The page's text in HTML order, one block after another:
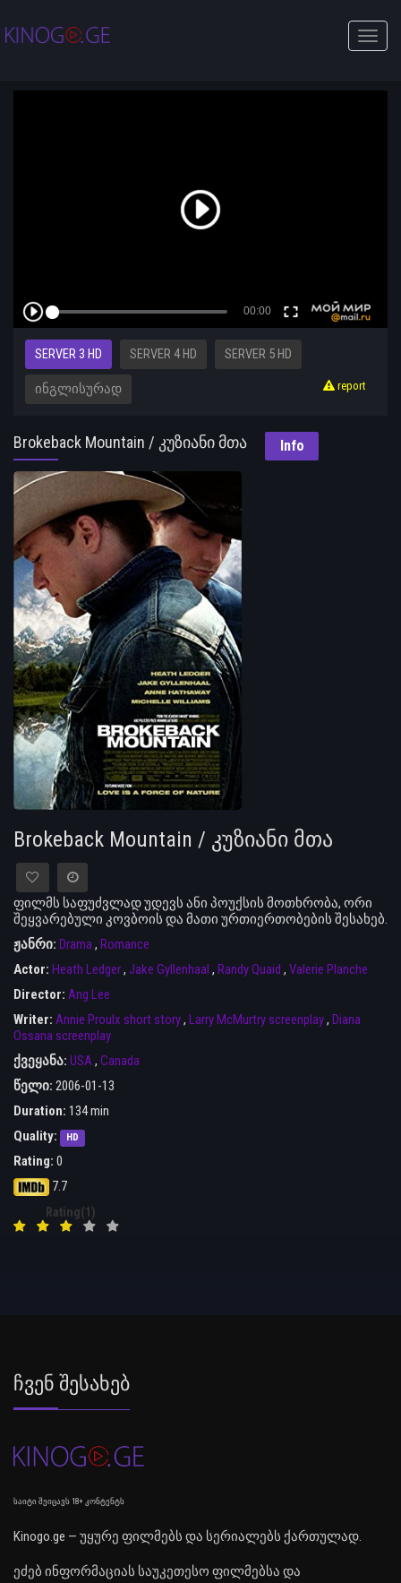
Toggle
SERVER 3 HD SERVER 4 HD SERVER 5 HD
ᲘᲜᲒᲚᲘᲡᲣᲠᲐᲓ report
Brokeback Mountain / კუზიანი მთა Info
Brokeback Mountain / კუზიანი მთა
ფილმს საფუძვლად უდევს ანი პოუქსის მოთხრობა, ორი
შეყვარებული კოვბოის და მათი ურთიერთობების შესახებ.
ჟანრი: Drama, Romance
Actor: Heath Ledger, Jake Gyllenhaal , Randy Quaid , Valerie Planche
Director: Ang Lee
Writer: Annie Proulx short story, Larry McMurtry screenplay, Diana
Ossana screenplay
ქვეყანა: USA, Canada
წელი: 2006-01-13
Duration: 134 min
Quality:
HD
Rating: 0
7.7
Rating(1)
Ჩვენ Შესახებ
საიტი შეიცავს 18+ კონტენტს
Kinogo.ge — უყურე ფილმებს და სერიალებს ქართულად.
ეძებ ინფორმაციას საუკეთესო ფილმებსა და